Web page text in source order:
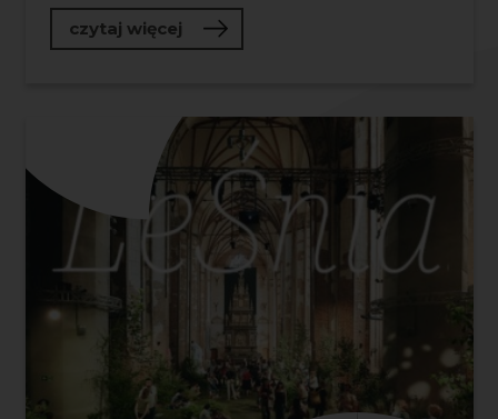
czytaj więcej o Bałtyckie Rewizje Soniczne